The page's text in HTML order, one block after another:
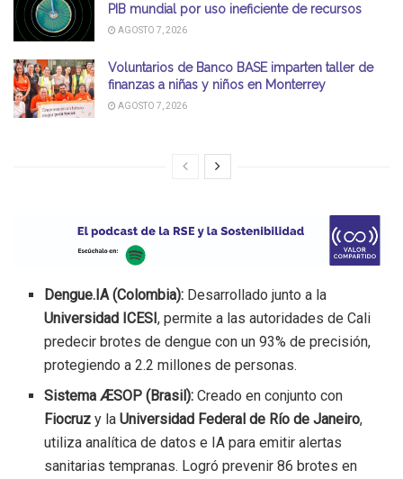
PIB mundial por uso ineficiente de recursos
AGOSTO 7, 2026
Voluntarios de Banco BASE imparten taller de
finanzas a niñas y niños en Monterrey
AGOSTO 7, 2026
Dengue.IA (Colombia): Desarrollado junto a la
Universidad ICESI, permite a las autoridades de Cali
predecir brotes de dengue con un 93% de precisión,
protegiendo a 2.2 millones de personas.
Sistema ÆSOP (Brasil): Creado en conjunto con
Fiocruz y laUniversidad Federal de Río de Janeiro,
utiliza analítica de datos e IA para emitir alertas
sanitarias tempranas. Logró prevenir 86 brotes en